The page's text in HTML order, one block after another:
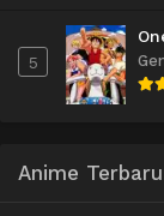
5
Anime Terbaru